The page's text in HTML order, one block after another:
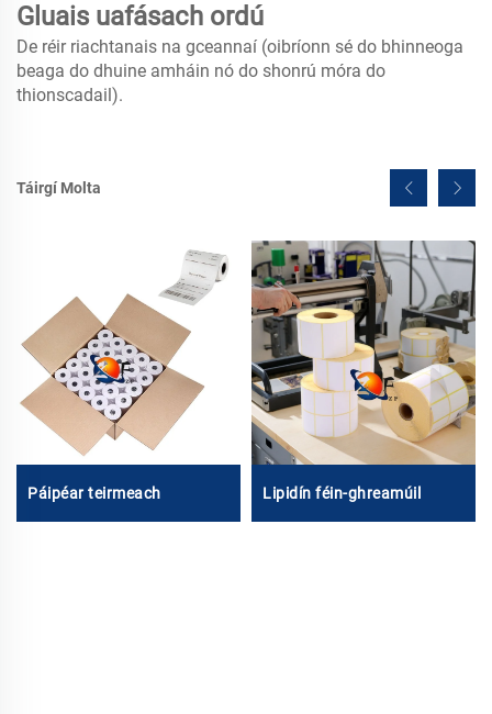
Gluais uafásach ordú
De réir riachtanais na gceannaí (oibríonn sé do bhinneoga
beaga do dhuine amháin nó do shonrú móra do
thionscadail).
Táirgí Molta
Páipéar teirmeach Lipidín féin-ghreamúil